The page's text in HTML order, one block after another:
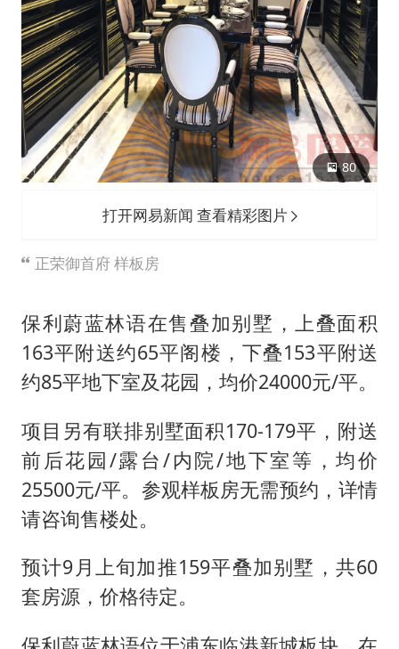
80
打开网易新闻 查看精彩图片
正荣御首府 样板房
保利蔚蓝林语在售叠加别墅，上叠面积
163平附送约65平阁楼，下叠153平附送
约85平地下室及花园，均价24000元/平。
项目另有联排别墅面积170-179平，附送
前后花园/露台/内院/地下室等，均价
25500元/平。参观样板房无需预约，详情
请咨询售楼处。
预计9月上旬加推159平叠加别墅，共60
套房源，价格待定。